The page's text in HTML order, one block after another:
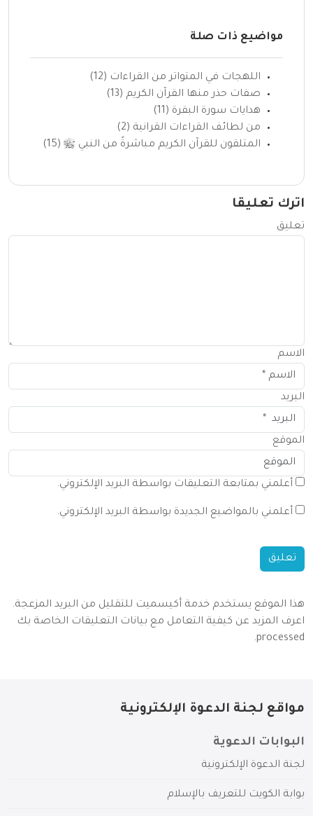
مواضيع ذات صلة
اللهجات في المتواتر من القراءات (12)
صفات حذر منها القرآن الكريم (13)
هدايات سورة البقرة (11)
من لطائف القراءات القرانية (2)
المتلقون للقرآن الكريم مباشرةً من النبي ﷺ (15)
اترك تعليقا
تعليق
الاسم
البريد
الموقع
أعلمني بمتابعة التعليقات بواسطة البريد الإلكتروني.
أعلمني بالمواضيع الجديدة بواسطة البريد الإلكتروني.
هذا الموقع يستخدم خدمة أكيسميت للتقليل من البريد المزعجة.
اعرف المزيد عن كيفية التعامل مع بيانات التعليقات الخاصة بك
processed
.
مواقع لجنة الدعوة الإلكترونية
البوابات الدعوية
لجنة الدعوة الإلكترونية
بوابة الكويت للتعريف بالإسلام